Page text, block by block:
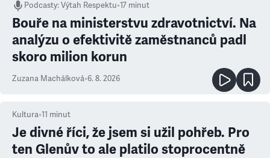
Podcasty:Výtah Respektu•17 minut
Bouře na ministerstvu zdravotnictví. Na
analýzu o efektivitě zaměstnanců padl
skoro milion korun
Zuzana Machálková•6. 8. 2026
Kultura•11 minut
Je divné říci, že jsem si užil pohřeb. Pro
ten Glenův to ale platilo stoprocentně